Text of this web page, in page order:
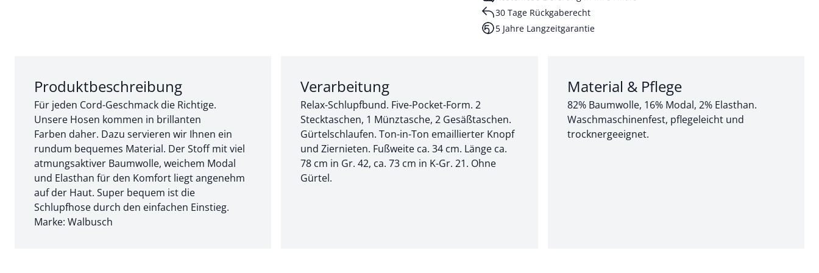
30 Tage Rückgaberecht
5 Jahre Langzeitgarantie
Abschnitt 1 von 3:
Produktbeschreibung
Für jeden Cord-Geschmack die Richtige.
Unsere Hosen kommen in brillanten
Farben daher. Dazu servieren wir Ihnen ein
rundum bequemes Material. Der Stoff mit viel
atmungsaktiver Baumwolle, weichem Modal
und Elasthan für den Komfort liegt angenehm
auf der Haut. Super bequem ist die
Schlupfhose durch den einfachen Einstieg.
Marke: Walbusch
Abschnitt 2 von 3:
Verarbeitung
Relax-Schlupfbund. Five-Pocket-Form. 2
Stecktaschen, 1 Münztasche, 2 Gesäßtaschen.
Gürtelschlaufen. Ton-in-Ton emaillierter Knopf
und Ziernieten. Fußweite ca. 34 cm. Länge ca.
78 cm in Gr. 42, ca. 73 cm in K-Gr. 21. Ohne
Gürtel.
Abschnitt 3 von 3:
Material & Pflege
82% Baumwolle, 16% Modal, 2% Elasthan.
Waschmaschinenfest, pflegeleicht und
trocknergeeignet.